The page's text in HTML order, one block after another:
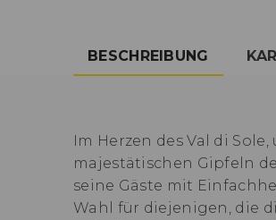
BESCHREIBUNG
Im Herzen des Val di
majestätischen Gipfeln
seine Gäste mit
Wahl für diejenigen, die